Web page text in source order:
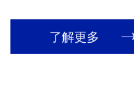
了解更多